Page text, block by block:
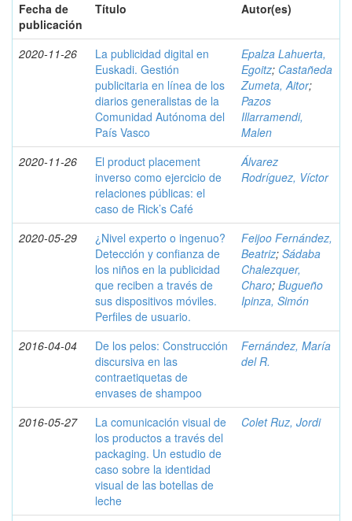
Fecha de
publicación
Título Autor(es)
2020-11-26
La publicidad digital en
Euskadi. Gestión
publicitaria en línea de los
diarios generalistas de la
Comunidad Autónoma del
País Vasco
Epalza Lahuerta,
Egoitz; Castañeda
Zumeta, Aitor;
Pazos
Illarramendi,
Malen
2020-11-26
El product placement
inverso como ejercicio de
relaciones públicas: el
caso de Rick’s Café
Álvarez
Rodríguez, Víctor
2020-05-29
¿Nivel experto o ingenuo?
Detección y confianza de
los niños en la publicidad
que reciben a través de
sus dispositivos móviles.
Perfiles de usuario.
Feijoo Fernández,
Beatriz; Sádaba
Chalezquer,
Charo; Bugueño
Ipinza, Simón
2016-04-04
De los pelos: Construcción
discursiva en las
contraetiquetas de
envases de shampoo
Fernández, María
del R.
2016-05-27
La comunicación visual de
los productos a través del
packaging. Un estudio de
caso sobre la identidad
visual de las botellas de
leche
Colet Ruz, Jordi